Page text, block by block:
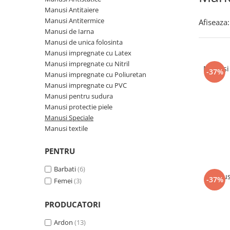
Jachete / Bluze salopeta
Pantaloni de lucru cu pieptar
Pantaloni de lucru in talie
Pelerine de ploaie
Tricouri clasice
Tricouri polo
Veste de lucru
Bluze / Hanorace / Camasi
Indispensabili
Pantaloni de lucru cu pieptar
Pantaloni de lucru in talie
Slapi/Papuci/Sandale de vara
Incaltaminte impermeabila
Manusi de unica folosinta
Manusi textile
Dispozitive de salvare de la
Trapezi cu troliu
Casti profesionale
Manusi Antitaiere
Manusi Antitermice
Manusi de Iarna
Manusi de unica folosinta
Manusi impregnate cu Latex
Manusi impregnate cu Nitril
Manusi impregnate cu Poliuretan
Manusi impregnate cu PVC
Manusi pentru sudura
Manusi protectie piele
Manusi Speciale
Manusi textile
PENTRU
Barbati(6)
Femei(3)
PRODUCATORI
Ardon (13)
Afiseaza:
-37%
-37%